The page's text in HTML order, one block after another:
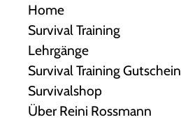
Home
Survival Training
Lehrgänge
Survival Training Gutschein
Survivalshop
Über Reini Rossmann